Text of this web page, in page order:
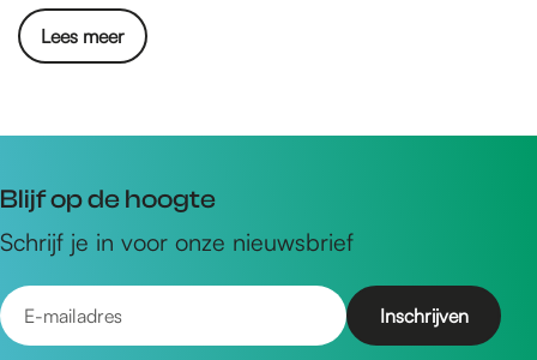
Lees meer
Blijf op de hoogte
Schrijf je in voor onze nieuwsbrief
E
-